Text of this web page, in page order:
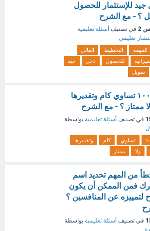
للإستثمار للحصول
؟ - مع الشرح
2 في تصنيف أسئلة تعليمية
تعليمي
المهمة التخطيط
المالي
للحصول دخل
جيد
تمويل
٥من ٧ ×١٠٠ تساوي كام وتقديرها
ممتاز ؟ - مع الشرح
في تصنيف أسئلة تعليمية بواسطة
تساوي كام
وتقديرها
ولا ممتاز
من المهم تحديد اسم
فمن الممكن أن يكون
لتمييزه عن المنافسين ؟
في تصنيف أسئلة تعليمية بواسطة